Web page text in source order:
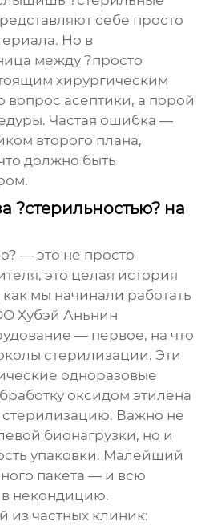
себе просто
Но в
между ?просто
хирургическим
вопрос асептики, а порой
Частая ошибка —
второго плана,
должно быть
?стерильностью? на
— это не просто
это целая история
мы начинали работать
Хубэй Аньнин
— первое, на что
стерилизации. Эти
одноразовые
оксидом этилена
Важно не
бионагрузки, но и
упаковки. Малейший
пакета — и всю
в некондицию.
из частных клиник: